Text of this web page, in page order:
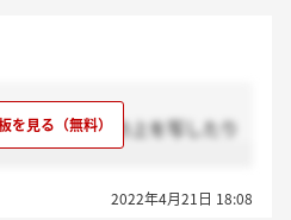
用紙など机の上を写したり
2022年4月21日 18:08